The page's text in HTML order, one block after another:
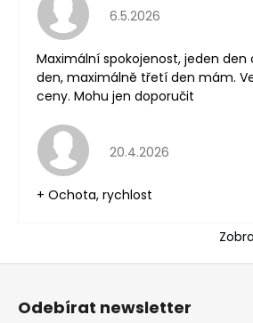
Hodnocení obchodu je
6.5.2026
Maximální spokojenost, jeden
den, maximálně třetí den mám.
ceny. Mohu jen doporučit
Hodnocení obchodu je
20.4.2026
+ Ochota, rychlost
Z
Odebírat newsletter